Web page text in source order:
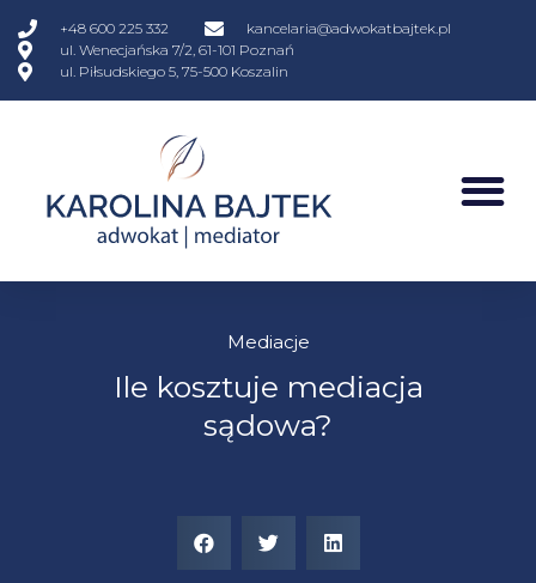
+48 600 225 332
kancelaria@adwokatbajtek.pl
ul. Wenecjańska 7/2, 61-101 Poznań
ul. Piłsudskiego 5, 75-500 Koszalin
Mediacje
Ile kosztuje mediacja
sądowa?